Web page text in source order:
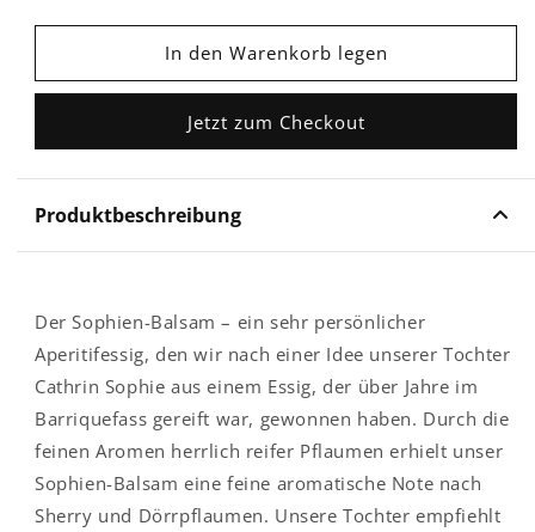
Menge
Sophien
Menge
für
Sophien
Balsam
In den Warenkorb legen
Jetzt zum Checkout
Produktbeschreibung
Der Sophien-Balsam – ein sehr persönlicher
Aperitifessig, den wir nach einer Idee unserer Tochter
Cathrin Sophie aus einem Essig, der über Jahre im
Barriquefass gereift war, gewonnen haben. Durch die
feinen Aromen herrlich reifer Pflaumen erhielt unser
Sophien-Balsam eine feine aromatische Note nach
Sherry und Dörrpflaumen. Unsere Tochter empfiehlt